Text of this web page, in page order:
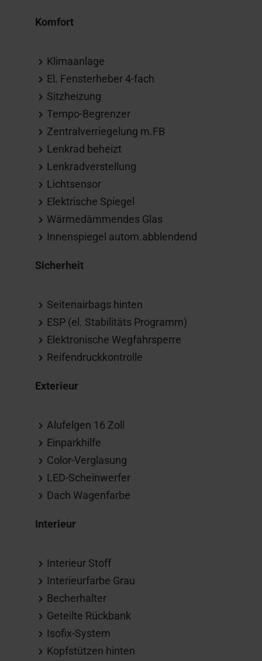
Komfort
Klimaanlage
El. Fensterheber 4-fach
Sitzheizung
Tempo-Begrenzer
Zentralverriegelung m.FB
Lenkrad beheizt
Lenkradverstellung
Lichtsensor
Elektrische Spiegel
Wärmedämmendes Glas
Innenspiegel autom.abblendend
Sicherheit
Seitenairbags hinten
ESP (el. Stabilitäts Programm)
Elektronische Wegfahrsperre
Reifendruckkontrolle
Exterieur
Alufelgen 16 Zoll
Einparkhilfe
Color-Verglasung
LED-Scheinwerfer
Dach Wagenfarbe
Interieur
Interieur Stoff
Interieurfarbe Grau
Becherhalter
Geteilte Rückbank
Isofix-System
Kopfstützen hinten